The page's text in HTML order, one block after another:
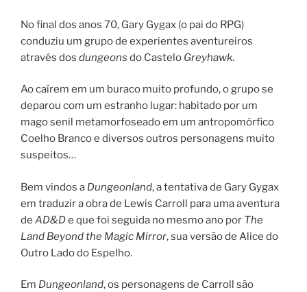
No final dos anos 70, Gary Gygax (o pai do RPG)
conduziu um grupo de experientes aventureiros
através dos dungeons do Castelo Greyhawk.
Ao caírem em um buraco muito profundo, o grupo se
deparou com um estranho lugar: habitado por um
mago senil metamorfoseado em um antropomórfico
Coelho Branco e diversos outros personagens muito
suspeitos…
Bem vindos a Dungeonland, a tentativa de Gary Gygax
em traduzir a obra de Lewis Carroll para uma aventura
de AD&De que foi seguida no mesmo ano por The
Land Beyond the Magic Mirror, sua versão de Alice do
Outro Lado do Espelho.
Em Dungeonland, os personagens de Carroll são